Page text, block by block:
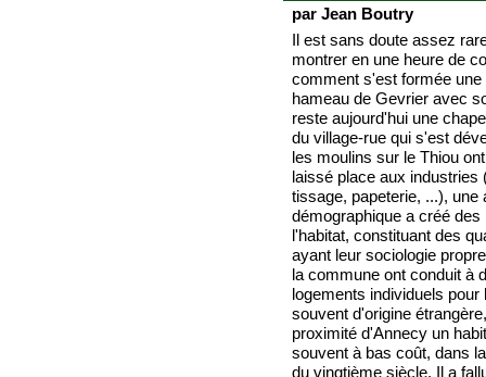
par Jean Boutry
Il est sans doute assez
montrer en une heure de
comment s'est formée une
hameau de Gevrier avec
reste aujourd'hui une
du village-rue qui s'est
les moulins sur le Thiou
laissé place aux industries
tissage, papeterie, ...), une
démographique a créé des
l'habitat, constituant des
ayant leur sociologie
la commune ont conduit à
logements individuels pour
souvent d'origine
proximité d'Annecy un
souvent à bas coût, dans
du vingtième siècle. Il a